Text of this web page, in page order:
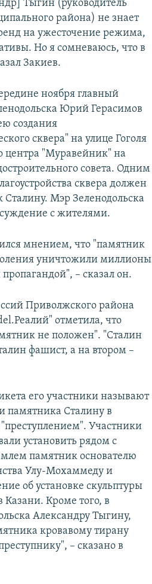
Тыгин (руководитель
района) не знает
на ужесточение режима,
Но я сомневаюсь, что в
Закиев.
ноября главный
Юрий Герасимов
создания
сквера" на улице Гоголя
центра "Муравейник" на
совета. Одним
сквера должен
Сталину. Мэр Зеленодольска
с жителями.
мнением, что "памятник
уничтожили миллионы
– сказал он.
Приволжского района
отметила, что
не положен". "Сталин
фашист, а на втором –
его участники называют
памятника Сталину в
"преступлением". Участники
установить рядом с
памятник основателю
Улу-Мохаммеду и
об установке скульптуры
Казани. Кроме того, в
Александру Тыгину,
кровавому тирану
– сказано в